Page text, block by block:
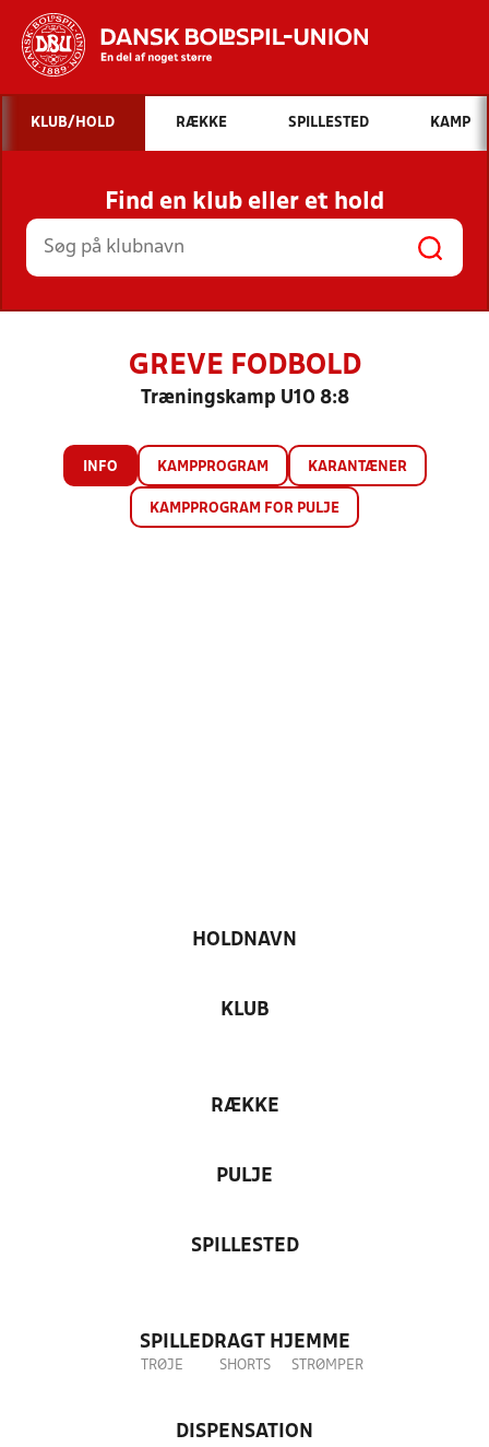
Hvad vil du søge efter?
INDHOLD OG NYHEDER
STILLINGER, RESULTATER, KLUBBER OG
HOLD
KLUB/HOLD RÆKKE SPILLESTED KAMP
Find en klub eller et hold
GREVE FODBOLD
Træningskamp U10 8:8
INFO KAMPPROGRAM KARANTÆNER
KAMPPROGRAM FOR PULJE
HOLDNAVN
KLUB
RÆKKE
PULJE
SPILLESTED
SPILLEDRAGT HJEMME
TRØJE SHORTS STRØMPER
DISPENSATION